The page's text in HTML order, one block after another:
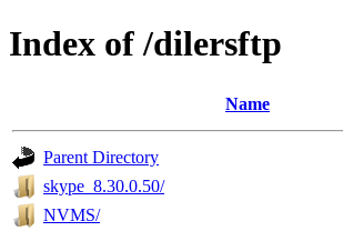
Index of /dilersftp
Name
Parent Directory
skype_8.30.0.50/
NVMS/